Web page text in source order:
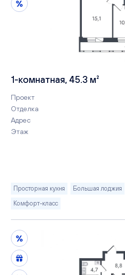
1-комнатная, 45.3 м²
Проект
Отделка
Адрес
Этаж
Просторная кухня
Большая лоджия
Комфорт-класс